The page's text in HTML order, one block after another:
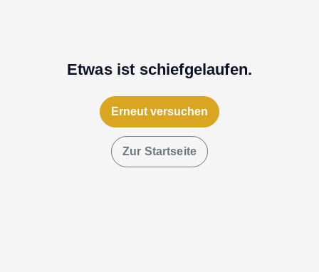
Etwas ist schiefgelaufen.
Erneut versuchen
Zur Startseite